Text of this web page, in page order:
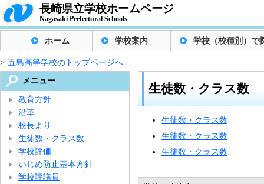
長崎県立学校ホームページ
Nagasaki Prefectural Schools
ホーム 学校案内 学校（校種別）で
> 五島高等学校のトップページへ
生徒数・クラス数
生徒数・クラス数
生徒数・クラス数
生徒数・クラス数
メニュー
教育方針
沿革
校長より
生徒数・クラス数
学校評価
いじめ防止基本方針
学校評議員